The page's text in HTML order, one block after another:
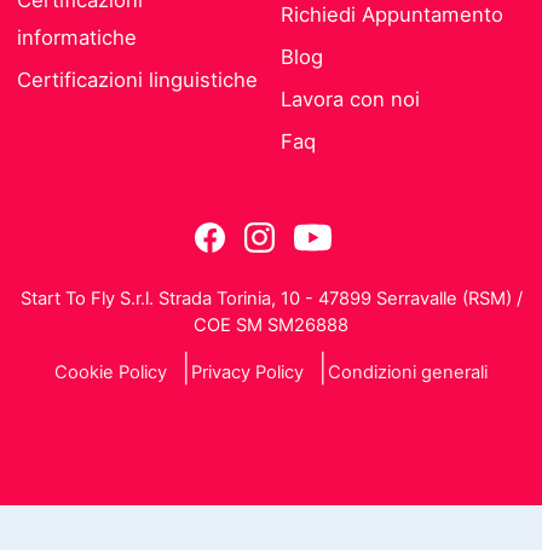
informatiche
Certificazioni linguistiche
Richiedi Appuntamento
Blog
Lavora con noi
Faq
Start To Fly S.r.l. Strada Torinia, 10 - 47899 Serravalle (RSM) /
COE SM SM26888
Cookie Policy Privacy Policy Condizioni generali